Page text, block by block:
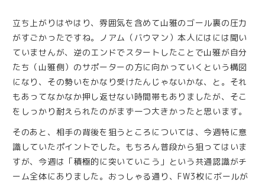
立ち上がりはやはり、雰囲気を含めて山雅のゴール裏の圧力
がすごかったですね。ノアム（バウマン）本人にはには聞い
ていませんが、逆のエンドでスタートしたことで山雅が自分
たち（山雅側）のサポーターの方に向かっていくという構図
になり、その勢いをかなり受けたんじゃないかな、と。それ
もあってなかなか押し返せない時間帯もありましたが、そこ
をしっかり耐えられたのがまず一つ大きかったと思います。
そのあと、相手の背後を狙うところについては、今週特に意
識していたポイントでした。もちろん普段から狙ってはいま
すが、今週は「積極的に突いていこう」という共通認識がチ
ーム全体にありました。おっしゃる通り、FW3枚にボールが